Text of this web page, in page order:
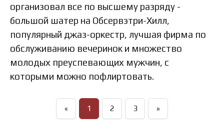
организовал все по высшему разряду -
большой шатер на Обсервэтри-Хилл,
популярный джаз-оркестр, лучшая фирма по
обслуживанию вечеринок и множество
молодых преуспевающих мужчин, с
которыми можно пофлиртовать.
« 1 2 3 »